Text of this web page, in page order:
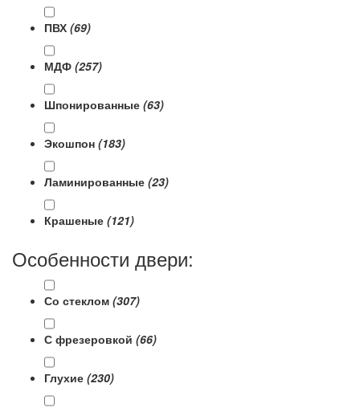
ПВХ (69)
МДФ (257)
Шпонированные (63)
Экошпон (183)
Ламинированные (23)
Крашеные (121)
Особенности двери:
Со стеклом (307)
С фрезеровкой (66)
Глухие (230)